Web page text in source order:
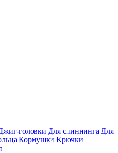
головки Для спиннинга Для
Кормушки Крючки